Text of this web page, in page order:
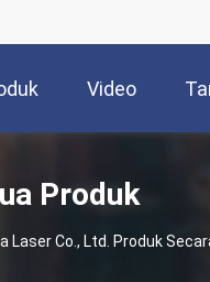
Video
Produk
Laser Co., Ltd. Produk